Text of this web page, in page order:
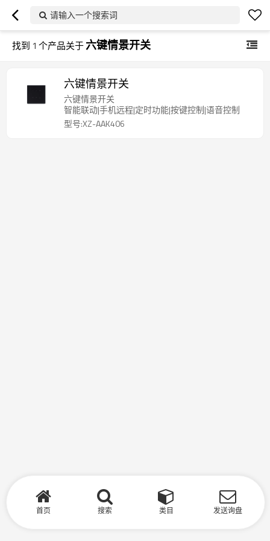
请输入一个搜索词
找到 1 个产品关于六键情景开关
六键情景开关
六键情景开关
智能联动|手机远程|定时功能|按键控制|语音控制
型号:XZ-AAK406
首页 搜索 类目 发送询盘